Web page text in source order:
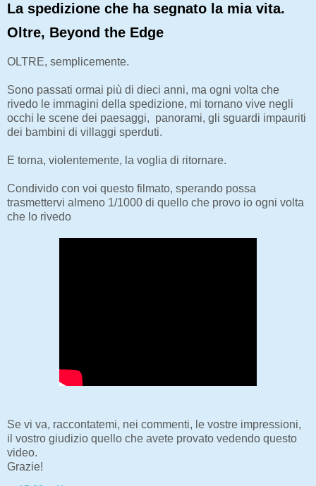
La spedizione che ha segnato la mia vita.
Oltre, Beyond the Edge
OLTRE, semplicemente.
Sono passati ormai più di dieci anni, ma ogni volta che
rivedo le immagini della spedizione, mi tornano vive negli
occhi le scene dei paesaggi, panorami, gli sguardi impauriti
dei bambini di villaggi sperduti.
E torna, violentemente, la voglia di ritornare.
Condivido con voi questo filmato, sperando possa
trasmettervi almeno 1/1000 di quello che provo io ogni volta
che lo rivedo
Se vi va, raccontatemi, nei commenti, le vostre impressioni,
il vostro giudizio quello che avete provato vedendo questo
video.
Grazie!